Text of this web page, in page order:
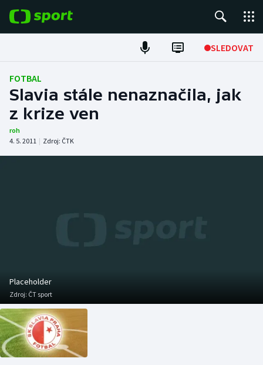
SLEDOVAT
Fotbal
Hokej
Atletika
Basketbal
Biatlon
Boby a skeleton
Historické návraty
Aplikace ČT sport
AZ kvíz
FOTBAL
Slavia stále nenaznačila, jak
z krize ven
roh
4. 5. 2011 | Zdroj: ČTK
Placeholder
Zdroj: ČT sport